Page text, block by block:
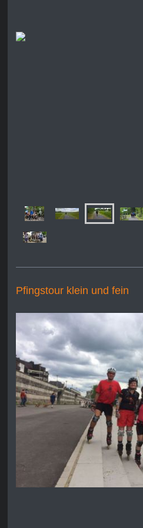
Pfingstour klein und fein